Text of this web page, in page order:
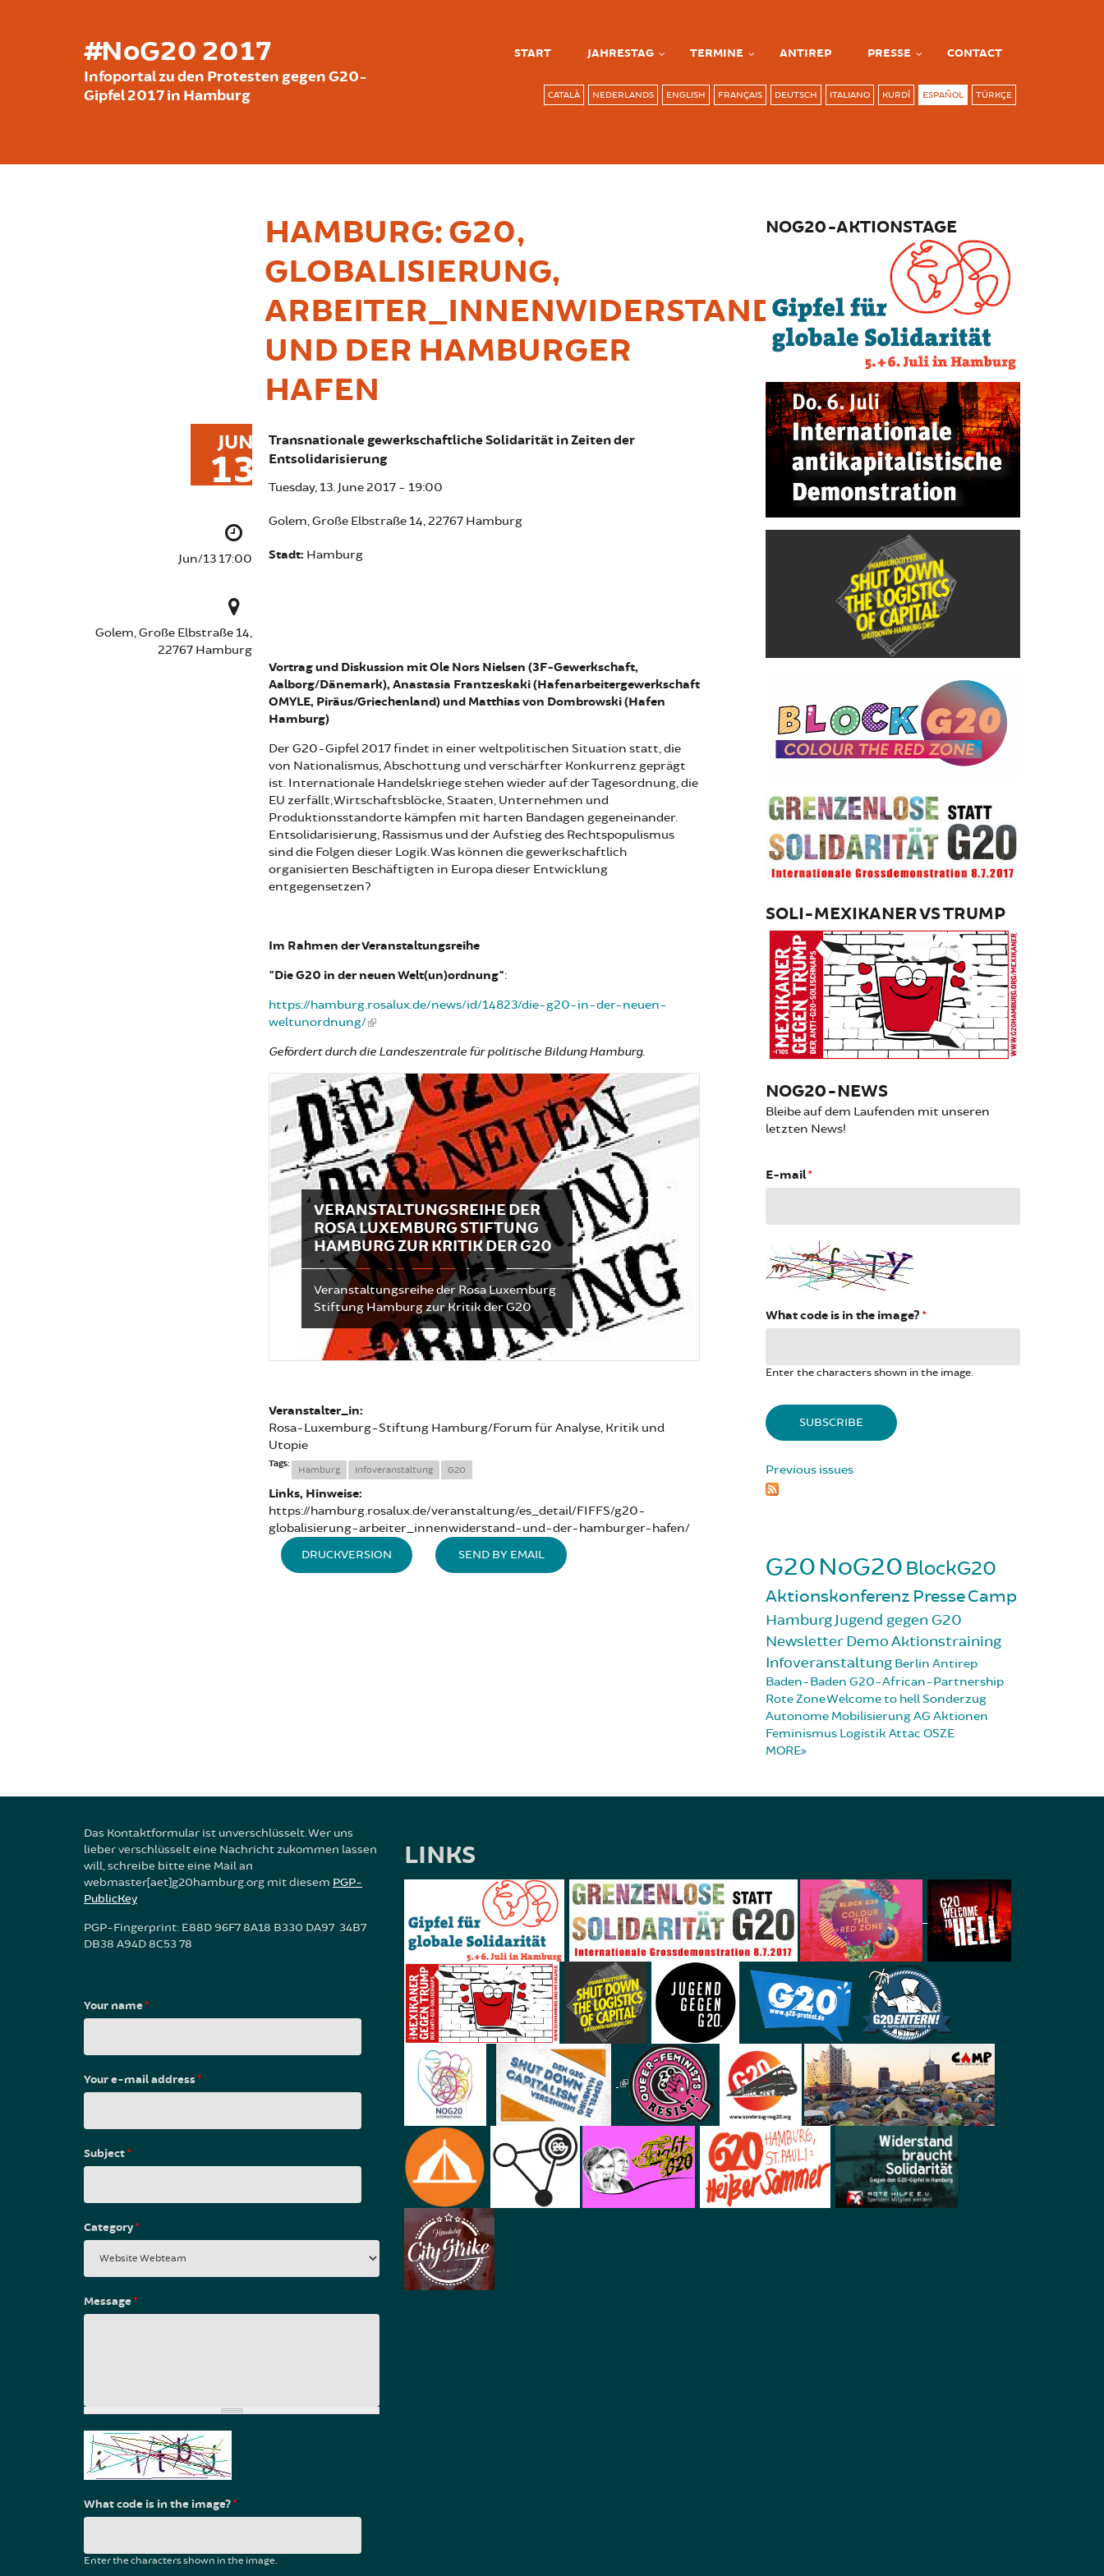
#NoG20 2017
Infoportal zu den Protesten gegen G20-
Gipfel 2017 in Hamburg
START JAHRESTAG TERMINE ANTIREP PRESSE CONTACT
CATALÀ NEDERLANDS ENGLISH FRANÇAIS DEUTSCH ITALIANO KURDÎ ESPAÑOL TÜRKÇE
HAMBURG: G20,
GLOBALISIERUNG,
ARBEITER_INNENWIDERSTAND
UND DER HAMBURGER
HAFEN
JUN
13
Jun/13 17:00
Golem, Große Elbstraße 14,
22767 Hamburg
Transnationale gewerkschaftliche Solidarität in Zeiten der
Entsolidarisierung
Tuesday, 13. June 2017 - 19:00
Golem, Große Elbstraße 14, 22767 Hamburg
Stadt: Hamburg
Vortrag und Diskussion mit Ole Nors Nielsen (3F-Gewerkschaft,
Aalborg/Dänemark), Anastasia Frantzeskaki (Hafenarbeitergewerkschaft
OMYLE, Piräus/Griechenland) und Matthias von Dombrowski (Hafen
Hamburg)
Der G20-Gipfel 2017 findet in einer weltpolitischen Situation statt, die
von Nationalismus, Abschottung und verschärfter Konkurrenz geprägt
ist. Internationale Handelskriege stehen wieder auf der Tagesordnung, die
EU zerfällt, Wirtschaftsblöcke, Staaten, Unternehmen und
Produktionsstandorte kämpfen mit harten Bandagen gegeneinander.
Entsolidarisierung, Rassismus und der Aufstieg des Rechtspopulismus
sind die Folgen dieser Logik. Was können die gewerkschaftlich
organisierten Beschäftigten in Europa dieser Entwicklung
entgegensetzen?
Im Rahmen der Veranstaltungsreihe
"Die G20 in der neuen Welt(un)ordnung":
https://hamburg.rosalux.de/news/id/14823/die-g20-in-der-neuen-
weltunordnung/
Gefördert durch die Landeszentrale für politische Bildung Hamburg.
VERANSTALTUNGSREIHE DER
ROSA LUXEMBURG STIFTUNG
HAMBURG ZUR KRITIK DER G20
Veranstaltungsreihe der Rosa Luxemburg
Stiftung Hamburg zur Kritik der G20
Veranstalter_in:
Rosa-Luxemburg-Stiftung Hamburg/Forum für Analyse, Kritik und
Utopie
Tags:
Hamburg Infoveranstaltung G20
Links, Hinweise:
https://hamburg.rosalux.de/veranstaltung/es_detail/FIFFS/g20-
globalisierung-arbeiter_innenwiderstand-und-der-hamburger-hafen/
DRUCKVERSION SEND BY EMAIL
NOG20-AKTIONSTAGE
SOLI-MEXIKANER VS TRUMP
NOG20-NEWS
Bleibe auf dem Laufenden mit unseren
letzten News!
E-mail*
What code is in the image? *
Enter the characters shown in the image.
Previous issues
G20NoG20 BlockG20
Aktionskonferenz PresseCamp
HamburgJugend gegen G20
NewsletterDemoAktionstraining
Infoveranstaltung Berlin Antirep
Baden-Baden G20-African-Partnership
Rote ZoneWelcome to hellSonderzug
Autonome MobilisierungAG Aktionen
Feminismus Logistik Attac OSZE
MORE
Das Kontaktformular ist unverschlüsselt. Wer uns
lieber verschlüsselt eine Nachricht zukommen lassen
will, schreibe bitte eine Mail an
webmaster[aet]g20hamburg.org mit diesem PGP-
PublicKey
PGP-Fingerprint: E88D 96F7 8A18 B330 DA97 34B7
DB38 A94D 8C53 78
Your name*
Your e-mail address*
Subject*
Category*
Message*
What code is in the image?*
Enter the characters shown in the image.
LINKS